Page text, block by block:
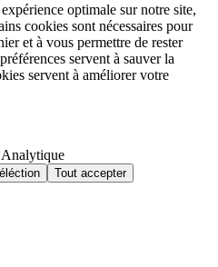
optimale sur notre site,
cookies sont nécessaires pour
et à vous permettre de rester
servent à sauver la
servent à améliorer votre
Analytique
Tout accepter